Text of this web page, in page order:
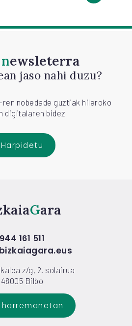
newsleterra
jaso nahi duzu?
nobedade guztiak hileroko
digitalaren bidez
Harpidetu
Gara
944 161 511
z/g, 2. solairua
48005 Bilbo
harremanetan